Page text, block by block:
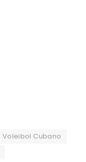
Voleibol Cubano